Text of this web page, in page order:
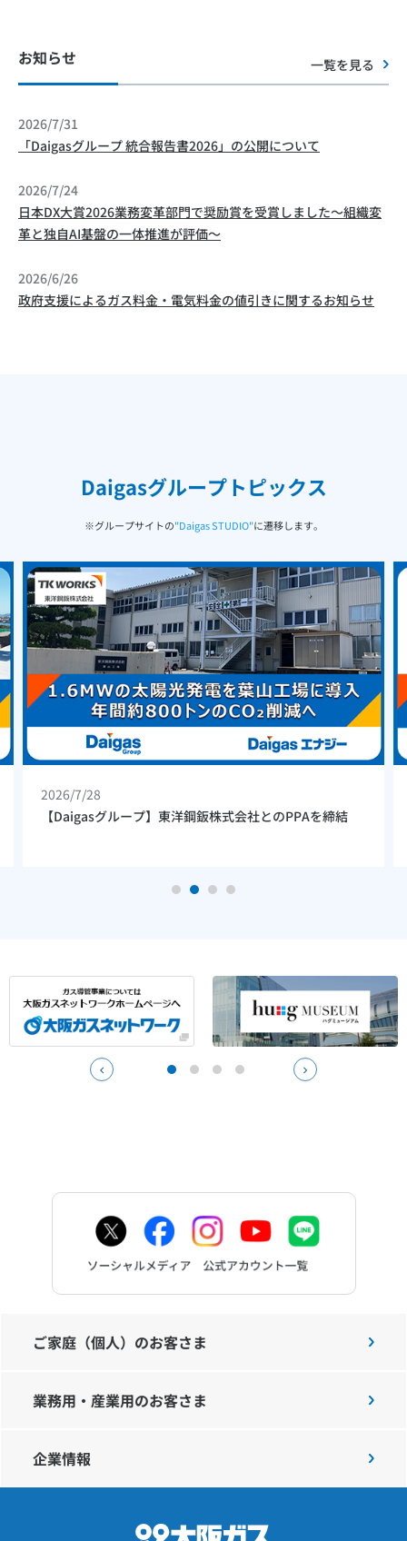
お知らせ 一覧を見る
2026/7/31
「Daigasグループ 統合報告書2026」の公開について
2026/7/24
日本DX大賞2026業務変革部門で奨励賞を受賞しました～組織変
革と独自AI基盤の一体推進が評価～
2026/6/26
政府支援によるガス料金・電気料金の値引きに関するお知らせ
Daigasグループトピックス
※グループサイトの"Daigas STUDIO"に遷移します。
2026/7/28
【Daigasグループ】東洋鋼鈑株式会社とのPPAを締結
ご家庭（個人）のお客さま
業務用・産業用のお客さま
企業情報